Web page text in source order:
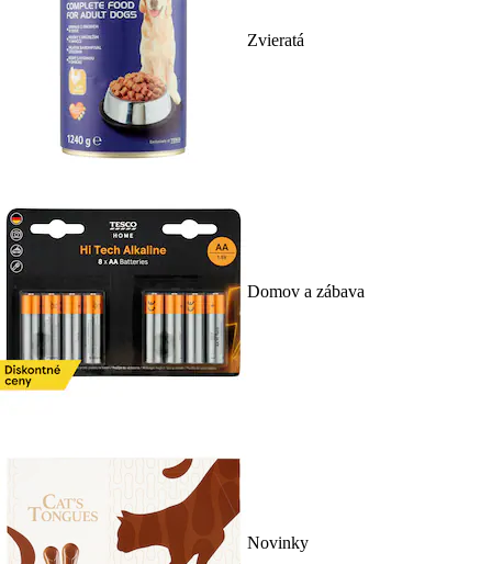
Zvieratá
Domov a zábava
Novinky